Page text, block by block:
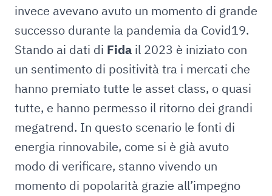
invece avevano avuto un momento di grande
successo durante la pandemia da Covid19.
Stando ai dati di Fida il 2023 è iniziato con
un sentimento di positività tra i mercati che
hanno premiato tutte le asset class, o quasi
tutte, e hanno permesso il ritorno dei grandi
megatrend. In questo scenario le fonti di
energia rinnovabile, come si è già avuto
modo di verificare, stanno vivendo un
momento di popolarità grazie all’impegno